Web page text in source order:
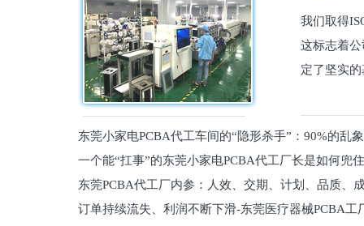
我们取得
这标志着
定了坚实
东莞小家电PCBA代工车间的“隐形杀手”：90%的乱
员工一个能“扛事”的东莞小家电PCBA代工厂长是如何兜
东莞PCBA代工厂内参：人效、交期、计划、品质
维锁客法则
订单持续流失、利润不断下滑-东莞医疗器械PCBA工